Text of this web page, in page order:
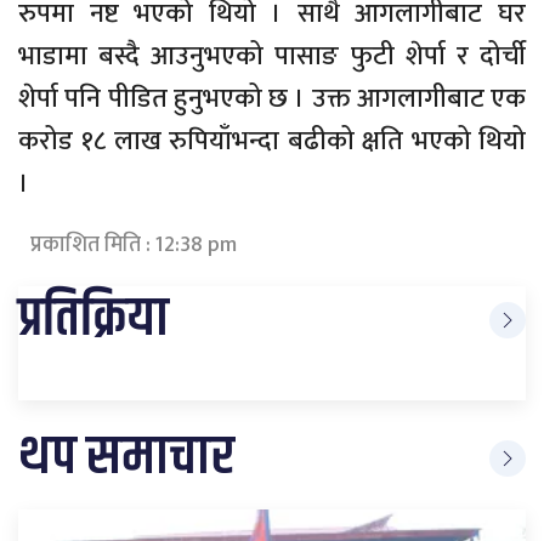
रुपमा नष्ट भएको थियो । साथै आगलागीबाट घर
भाडामा बस्दै आउनुभएको पासाङ फुटी शेर्पा र दोर्ची
शेर्पा पनि पीडित हुनुभएको छ । उक्त आगलागीबाट एक
करोड १८ लाख रुपियाँभन्दा बढीको क्षति भएको थियो
।
प्रकाशित मिति : 12:38 pm
प्रतिक्रिया
थप समाचार